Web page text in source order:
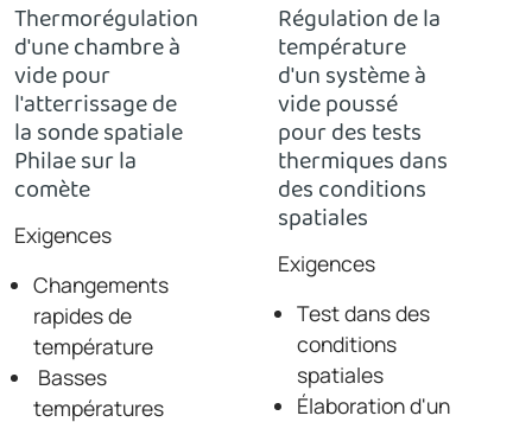
Thermorégulation
d'une chambre à
vide pour
l'atterrissage de
la sonde spatiale
Philae sur la
comète
Exigences
Changements
rapides de
température
Basses
températures
Régulation de la
température
d'un système à
vide poussé
pour des tests
thermiques dans
des conditions
spatiales
Exigences
Test dans des
conditions
spatiales
Élaboration d'un